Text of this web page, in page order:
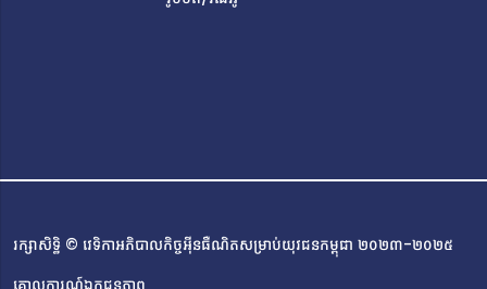
ធ្វើឱ្យវាក្លាយជាវេទិកាដ៏ជោគជ័យមួយ ដោយចូលរួមជាគណៈកម្មាធិការ
គេហទំព័រថ្មីនេះគឺ៖ «អ៊ីនធឺណិតគឺជាកន្លែងដ៏មានឥទ្ធិពលសម្រាប់ការ
តភ្ជាប់ និងការច្នៃប្រឌិត ប៉ុន្តែវាទាមទារការប្រើប្រាស់ប្រកបដោយភាព
ទទួលខុសត្រូវ និងការចូលរួមយ៉ាងសកម្ម។ បន្តការស្វែងយល់បន្ថែម
រក្សាសិទ្ធិ © វេទិកាអភិបាលកិច្ចអ៊ីនធឺណិតសម្រាប់យុវជនកម្ពុជា ២០២៣-២០២៥
គោលការណ៍ឯកជនភាព